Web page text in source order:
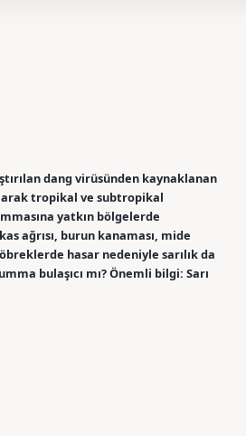
dang virüsünden kaynaklanan
tropikal ve subtropikal
yatkın bölgelerde
ağrısı, burun kanaması, mide
hasar nedeniyle sarılık da
bulaşıcı mı? Önemli bilgi: Sarı